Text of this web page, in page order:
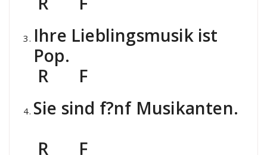
Ihre Lieblingsmusik ist
Pop.
R F
Sie sind f?nf Musikanten.
R F